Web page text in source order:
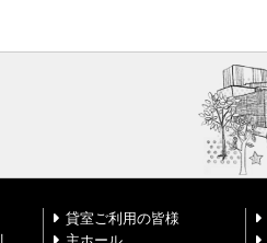
貸室ご利用の皆様